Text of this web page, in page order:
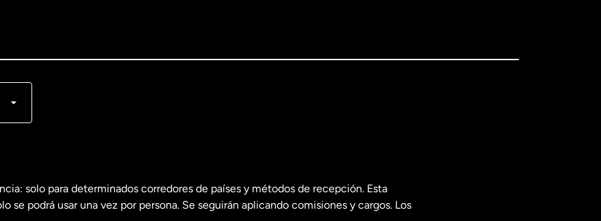
English
solo para determinados corredores de países y métodos de recepción. Esta
se podrá usar una vez por persona. Se seguirán aplicando comisiones y cargos. Los